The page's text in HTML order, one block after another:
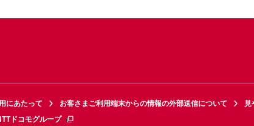
にあたって お客さまご利用端末からの情報の外部送信について
見
ドコモグループ